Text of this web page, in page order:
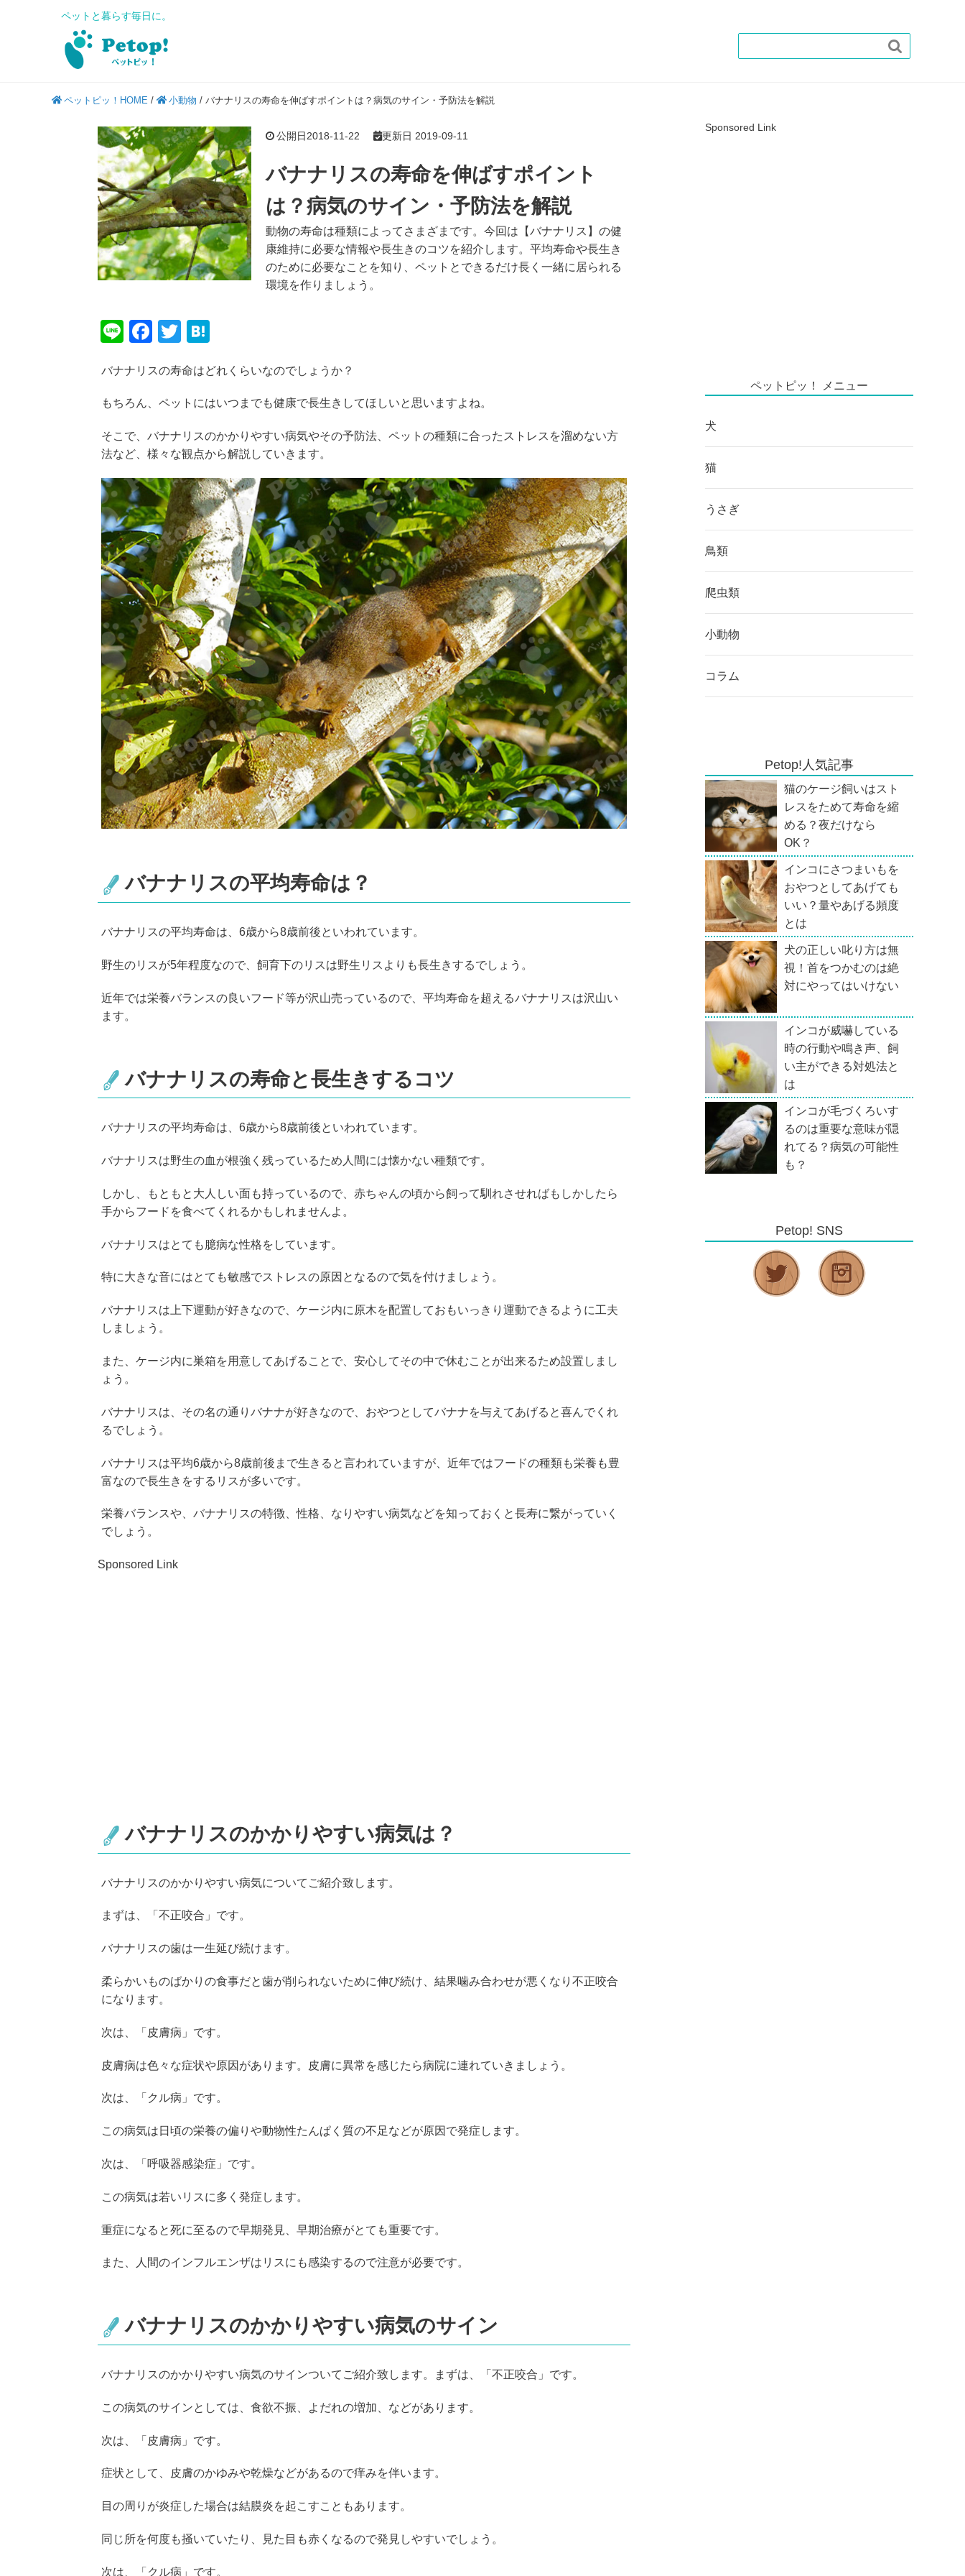
ペットと暮らす毎日に。

ペットピッ！HOME / 小動物 / バナナリスの寿命を伸ばすポイントは？病気のサイン・予防法を解説
公開日2018-11-22 更新日 2019-09-11
バナナリスの寿命を伸ばすポイント
は？病気のサイン・予防法を解説
動物の寿命は種類によってさまざまです。今回は【バナナリス】の健
康維持に必要な情報や長生きのコツを紹介します。平均寿命や長生き
のために必要なことを知り、ペットとできるだけ長く一緒に居られる
環境を作りましょう。
Li
e
F
c
e
o
k
T
tt
er
e
n
バナナリスの寿命はどれくらいなのでしょうか？
もちろん、ペットにはいつまでも健康で長生きしてほしいと思いますよね。
そこで、バナナリスのかかりやすい病気やその予防法、ペットの種類に合ったストレスを溜めない方
法など、様々な観点から解説していきます。
バナナリスの平均寿命は？
バナナリスの平均寿命は、6歳から8歳前後といわれています。
野生のリスが5年程度なので、飼育下のリスは野生リスよりも長生きするでしょう。
近年では栄養バランスの良いフード等が沢山売っているので、平均寿命を超えるバナナリスは沢山い
ます。
バナナリスの寿命と長生きするコツ
バナナリスの平均寿命は、6歳から8歳前後といわれています。
バナナリスは野生の血が根強く残っているため人間には懐かない種類です。
しかし、もともと大人しい面も持っているので、赤ちゃんの頃から飼って馴れさせればもしかしたら
手からフードを食べてくれるかもしれませんよ。
バナナリスはとても臆病な性格をしています。
特に大きな音にはとても敏感でストレスの原因となるので気を付けましょう。
バナナリスは上下運動が好きなので、ケージ内に原木を配置しておもいっきり運動できるように工夫
しましょう。
また、ケージ内に巣箱を用意してあげることで、安心してその中で休むことが出来るため設置しまし
ょう。
バナナリスは、その名の通りバナナが好きなので、おやつとしてバナナを与えてあげると喜んでくれ
るでしょう。
バナナリスは平均6歳から8歳前後まで生きると言われていますが、近年ではフードの種類も栄養も豊
富なので長生きをするリスが多いです。
栄養バランスや、バナナリスの特徴、性格、なりやすい病気などを知っておくと長寿に繋がっていく
でしょう。
Sponsored Link
バナナリスのかかりやすい病気は？
バナナリスのかかりやすい病気についてご紹介致します。
まずは、「不正咬合」です。
バナナリスの歯は一生延び続けます。
柔らかいものばかりの食事だと歯が削られないために伸び続け、結果噛み合わせが悪くなり不正咬合
になります。
次は、「皮膚病」です。
皮膚病は色々な症状や原因があります。皮膚に異常を感じたら病院に連れていきましょう。
次は、「クル病」です。
この病気は日頃の栄養の偏りや動物性たんぱく質の不足などが原因で発症します。
次は、「呼吸器感染症」です。
この病気は若いリスに多く発症します。
重症になると死に至るので早期発見、早期治療がとても重要です。
また、人間のインフルエンザはリスにも感染するので注意が必要です。
バナナリスのかかりやすい病気のサイン
バナナリスのかかりやすい病気のサインついてご紹介致します。まずは、「不正咬合」です。
この病気のサインとしては、食欲不振、よだれの増加、などがあります。
次は、「皮膚病」です。
症状として、皮膚のかゆみや乾燥などがあるので痒みを伴います。
目の周りが炎症した場合は結膜炎を起こすこともあります。
同じ所を何度も掻いていたり、見た目も赤くなるので発見しやすいでしょう。
次は、「クル病」です。
Sponsored Link
ペットピッ！ メニュー
犬
猫
うさぎ
鳥類
爬虫類
小動物
コラム
Petop!人気記事
猫のケージ飼いはスト
レスをためて寿命を縮
める？夜だけなら
OK？
インコにさつまいもを
おやつとしてあげても
いい？量やあげる頻度
とは
犬の正しい叱り方は無
視！首をつかむのは絶
対にやってはいけない
インコが威嚇している
時の行動や鳴き声、飼
い主ができる対処法と
は
インコが毛づくろいす
るのは重要な意味が隠
れてる？病気の可能性
も？
Petop! SNS